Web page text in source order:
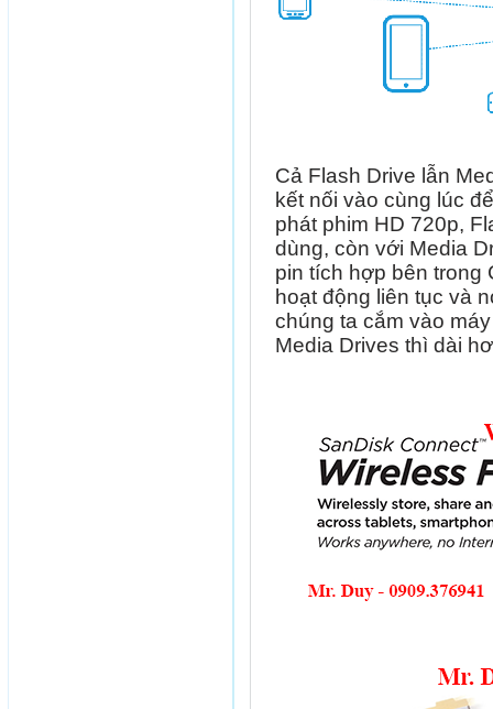
Cả Flash Drive lẫn
kết nối vào cùng lúc
phát phim HD 720p,
dùng, còn với Media
pin tích hợp bên trong
hoạt động liên tục và
chúng ta cắm vào
Media Drives thì dài